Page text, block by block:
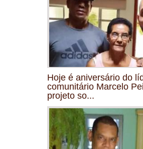
Hoje é aniversário do
comunitário Marcelo
projeto so...